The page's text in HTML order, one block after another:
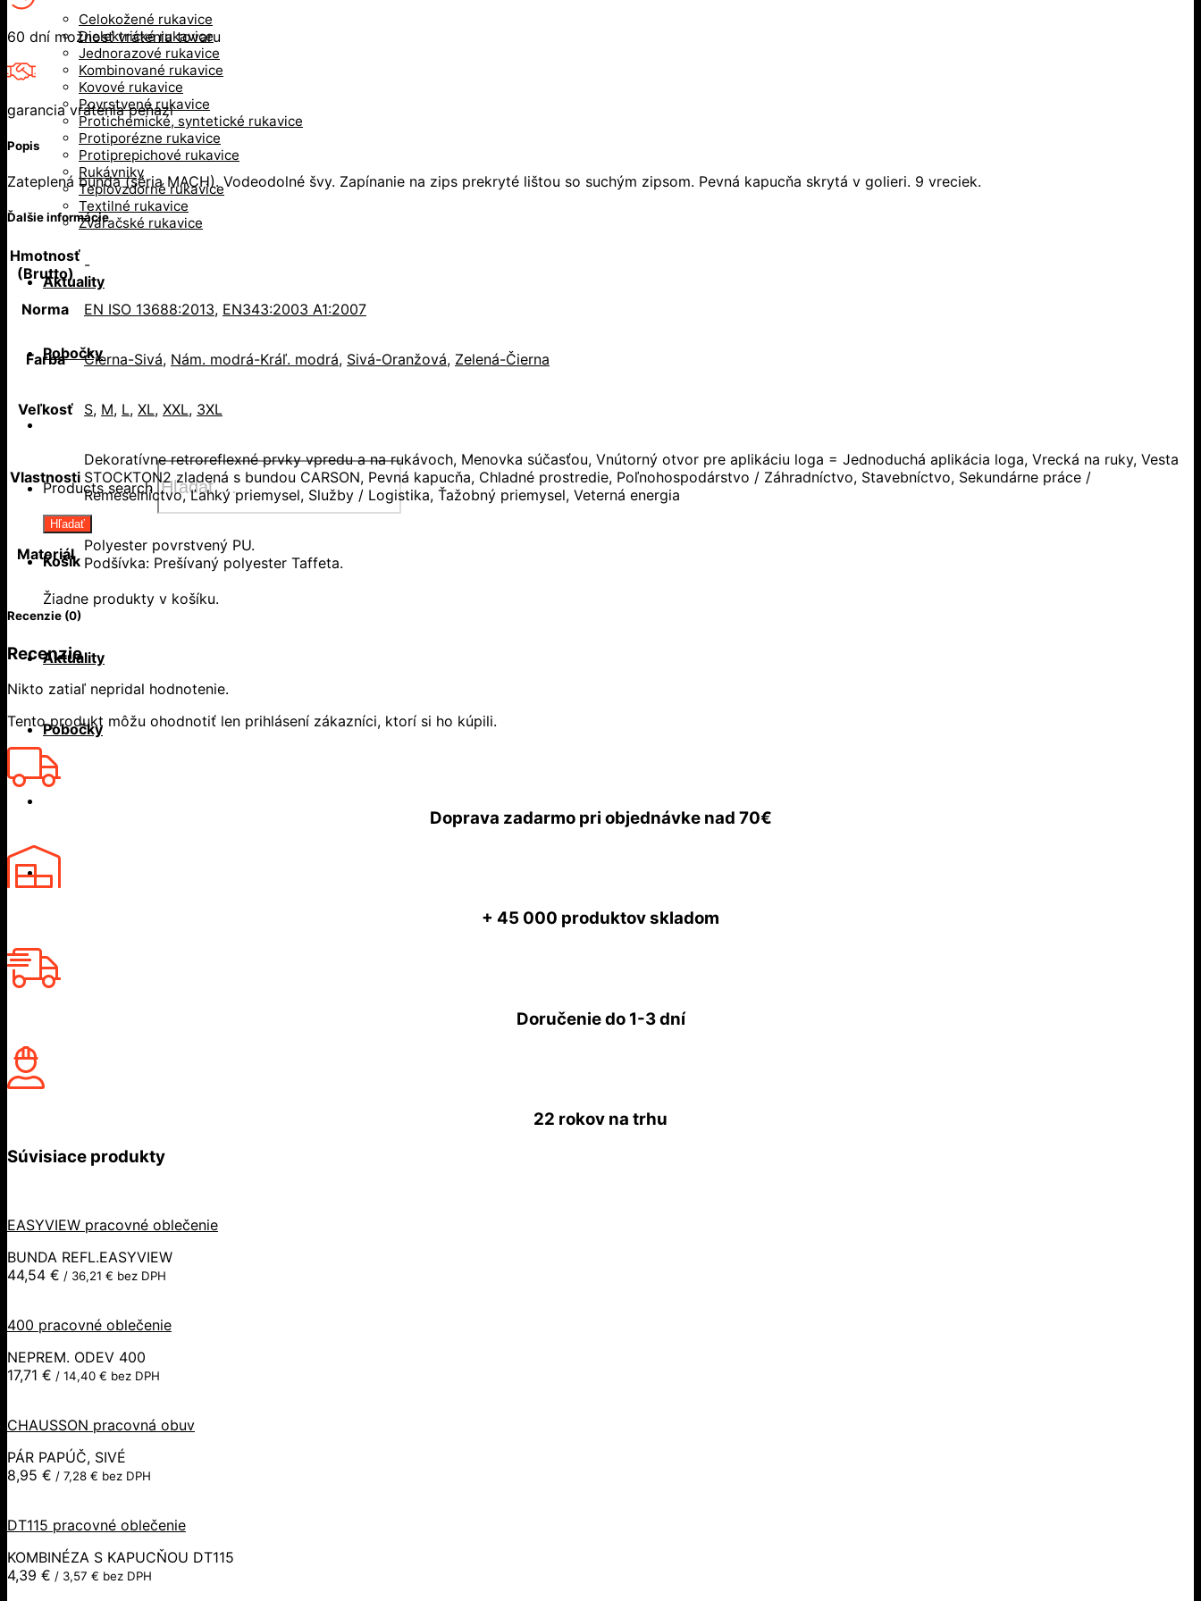
Celokožené rukavice
Dielektrické rukavice
Jednorazové rukavice
Kombinované rukavice
Kovové rukavice
Povrstvené rukavice
Protichemické, syntetické rukavice
Protiporézne rukavice
Protiprepichové rukavice
Rukávniky
Teplovzdorné rukavice
Textilné rukavice
Zváračské rukavice
Aktuality
Pobočky
Products search
Hľadať
Košík
Žiadne produkty v košíku.
Aktuality
Pobočky
60 dní možnosť vrátenia tovaru
garancia vrátenia peňazí
Popis
Zateplená bunda (séria MACH). Vodeodolné švy. Zapínanie na zips prekryté lištou so suchým zipsom. Pevná kapucňa skrytá v golieri. 9 vreciek.
Ďalšie informácie
Hmotnosť
(Brutto)
-
Norma EN ISO 13688:2013, EN343:2003 A1:2007
Farba Čierna-Sivá, Nám. modrá-Kráľ. modrá, Sivá-Oranžová, Zelená-Čierna
Veľkosť S, M, L, XL, XXL, 3XL
Vlastnosti
Dekoratívne retroreflexné prvky vpredu a na rukávoch, Menovka súčasťou, Vnútorný otvor pre aplikáciu loga = Jednoduchá aplikácia loga, Vrecká na ruky, Vesta
STOCKTON2 zladená s bundou CARSON, Pevná kapucňa, Chladné prostredie, Poľnohospodárstvo / Záhradníctvo, Stavebníctvo, Sekundárne práce /
Remeselníctvo, Ľahký priemysel, Služby / Logistika, Ťažobný priemysel, Veterná energia
Materiál
Polyester povrstvený PU.
Podšívka: Prešívaný polyester Taffeta.
Recenzie (0)
Recenzie
Nikto zatiaľ nepridal hodnotenie.
Tento produkt môžu ohodnotiť len prihlásení zákazníci, ktorí si ho kúpili.
Doprava zadarmo pri objednávke nad 70€
+ 45 000 produktov skladom
Doručenie do1-3 dní
22 rokov na trhu
Súvisiace produkty
EASYVIEW pracovné oblečenie
BUNDA REFL.EASYVIEW
44,54 € / 36,21 € bez DPH
400 pracovné oblečenie
NEPREM. ODEV 400
17,71 € / 14,40 € bez DPH
CHAUSSON pracovná obuv
PÁR PAPÚČ, SIVÉ
8,95 € / 7,28 € bez DPH
DT115 pracovné oblečenie
KOMBINÉZA S KAPUCŇOU DT115
4,39 € / 3,57 € bez DPH